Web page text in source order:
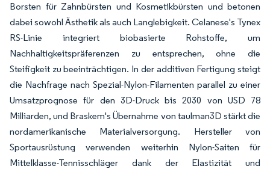
Borsten für Zahnbürsten und Kosmetikbürsten und betonen
dabei sowohl Ästhetik als auch Langlebigkeit. Celanese's Tynex
RS-Linie integriert biobasierte Rohstoffe, um
Nachhaltigkeitspräferenzen zu entsprechen, ohne die
Steifigkeit zu beeinträchtigen. In der additiven Fertigung steigt
die Nachfrage nach Spezial-Nylon-Filamenten parallel zu einer
Umsatzprognose für den 3D-Druck bis 2030 von USD 78
Milliarden, und Braskem's Übernahme von taulman3D stärkt die
nordamerikanische Materialversorgung. Hersteller von
Sportausrüstung verwenden weiterhin Nylon-Saiten für
Mittelklasse-Tennisschläger dank der Elastizität und